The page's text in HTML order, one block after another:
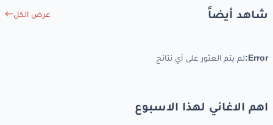
شاهد أيضاً عرض الكل
Error: لم يتم العثور على أي نتائج
اهم الاغاني لهذا الاسبوع